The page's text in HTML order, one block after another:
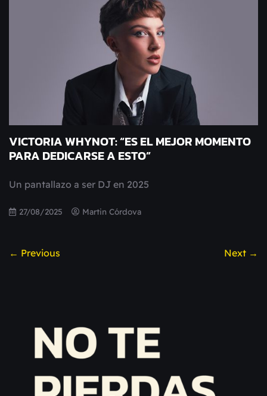
VICTORIA WHYNOT: “ES EL MEJOR MOMENTO
PARA DEDICARSE A ESTO”
Un pantallazo a ser DJ en 2025
27/08/2025 Martin Córdova
← Previous Next →